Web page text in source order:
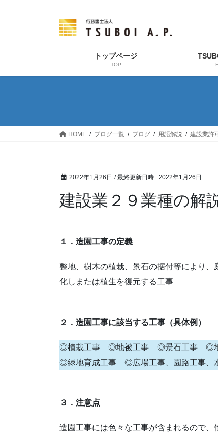
ス
ン
トップページ
TOP
HOME ブログ一覧 ブログ 用語解説 建設業許
2022年1月26日 / 最終更新日時 : 2022年1月26日
建設業２９業種の解
１．造園工事の定義
整地、樹木の植栽、景石の据付等により
化しまたは植生を復元する工事
２．造園工事に該当する工事（具体例）
◎植栽工事 ◎地被工事 ◎景石工事 ◎地
◎緑地育成工事 ◎広場工事、園路工事
３．注意点
造園工事には色々な工事が含まれるので、